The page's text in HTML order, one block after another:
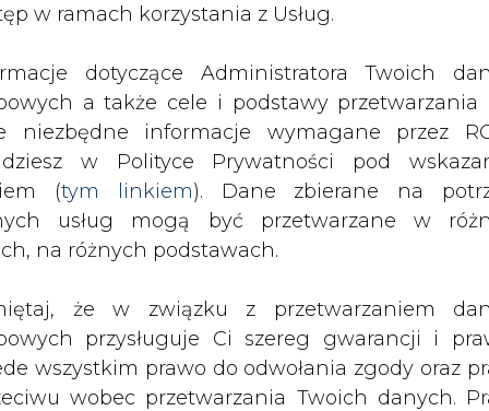
w ramach korzystania z Usług.
dotyczące Administratora Twoich
a także cele i podstawy przetwarzania
niezbędne informacje wymagane przez
w Polityce Prywatności pod
(tym linkiem). Dane zbierane na
usług mogą być przetwarzane w
na różnych podstawach.
że w związku z przetwarzaniem
przysługuje Ci szereg gwarancji i
wszystkim prawo do odwołania zgody oraz
wobec przetwarzania Twoich danych.
Grids ABB
80,1 proc. udziałów w jednostce
to około 11 mld dol. z czego
nabywa także długi
w serwisie pb.pl.
jest w pierwszym półroczu 2020
udziałów.